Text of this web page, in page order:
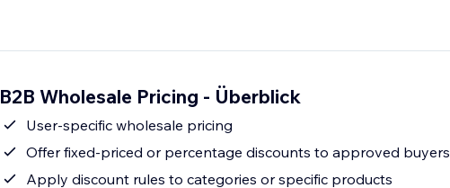
B2B Wholesale Pricing - Überblick
User-specific wholesale pricing
Offer fixed-priced or percentage discounts to approved buyers
Apply discount rules to categories or specific products